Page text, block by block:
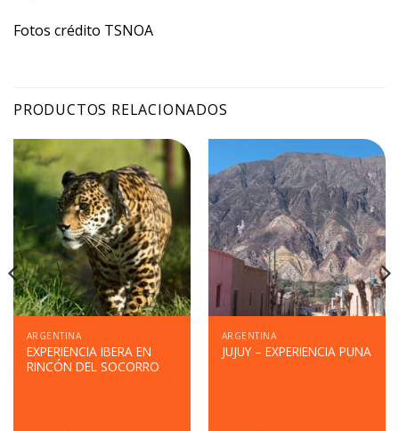
Fotos crédito TSNOA
PRODUCTOS RELACIONADOS
ARGENTINA
EXPERIENCIA IBERA EN
RINCÓN DEL SOCORRO
ARGENTINA
JUJUY – EXPERIENCIA PUNA